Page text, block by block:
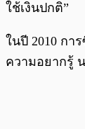
ใช้เงินปกติ”
ในปี 2010 กา
ความอยากรู้